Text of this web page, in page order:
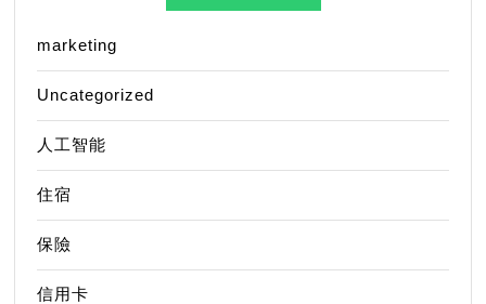
marketing
Uncategorized
人工智能
住宿
保險
信用卡